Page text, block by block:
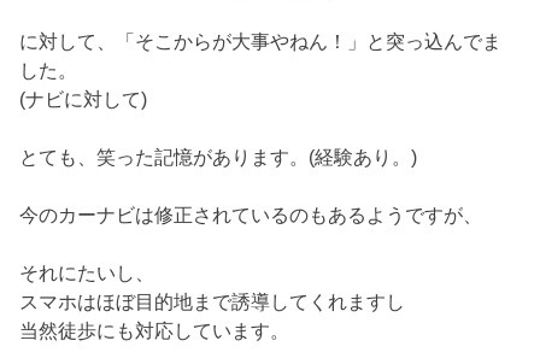
に対して、「そこからが大事やねん！」と突っ込んでま
した。
(ナビに対して)
とても、笑った記憶があります。(経験あり。)
今のカーナビは修正されているのもあるようですが、
それにたいし、
スマホはほぼ目的地まで誘導してくれますし
当然徒歩にも対応しています。